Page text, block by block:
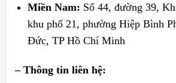
Miền Nam: Số 44, đường 39,
khu phố 21, phường Hiệp Bình
Đức, TP Hồ Chí Minh
– Thông tin liên hệ: